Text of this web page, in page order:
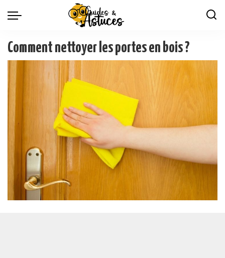
Comment nettoyer les portes en bois ?